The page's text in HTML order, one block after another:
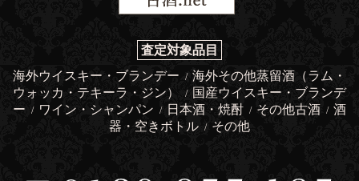
査定対象品目
海外ウイスキー・ブランデー / 海外その他蒸留酒（ラム・
ウォッカ・テキーラ・ジン）
/ 国産ウイスキー・ブランデ
ー / ワイン・シャンパン / 日本酒・焼酎 / その他古酒 / 酒
器・空きボトル / その他